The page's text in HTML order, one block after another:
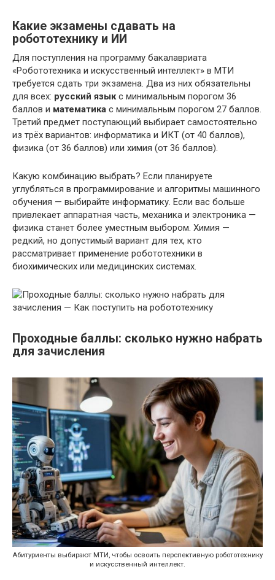
Какие экзамены сдавать на
робототехнику и ИИ
Для поступления на программу бакалавриата
«Робототехника и искусственный интеллект» в МТИ
требуется сдать три экзамена. Два из них обязательны
для всех: русский языкс минимальным порогом 36
баллов и математика с минимальным порогом 27 баллов.
Третий предмет поступающий выбирает самостоятельно
из трёх вариантов: информатика и ИКТ (от 40 баллов),
физика (от 36 баллов) или химия (от 36 баллов).
Какую комбинацию выбрать? Если планируете
углубляться в программирование и алгоритмы машинного
обучения — выбирайте информатику. Если вас больше
привлекает аппаратная часть, механика и электроника —
физика станет более уместным выбором. Химия —
редкий, но допустимый вариант для тех, кто
рассматривает применение робототехники в
биохимических или медицинских системах.
Проходные баллы: сколько нужно набрать
для зачисления
Абитуриенты выбирают МТИ, чтобы освоить перспективную робототехнику
и искусственный интеллект.